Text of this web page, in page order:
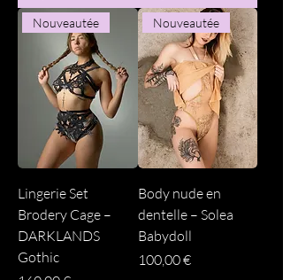
Nouveautée
Lingerie Set
Brodery Cage –
DARKLANDS
Gothic
Nouveautée
Body nude en
dentelle – Solea
Babydoll
Prix
100,00 €